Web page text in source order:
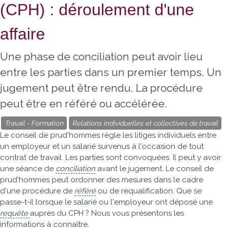
(CPH) : déroulement d'une
affaire
Une phase de conciliation peut avoir lieu
entre les parties dans un premier temps. Un
jugement peut être rendu. La procédure
peut être en référé ou accélérée.
Travail - Formation Relations individuelles et collectives de travail
Le conseil de prud'hommes règle les litiges individuels entre
un employeur et un salarié survenus à l'occasion de tout
contrat de travail. Les parties sont convoquées. Il peut y avoir
une séance de conciliation avant le jugement. Le conseil de
prud'hommes peut ordonner des mesures dans le cadre
d'une procédure de référéou de requalification. Que se
passe-t-il lorsque le salarié ou l'employeur ont déposé une
requête auprès du CPH ? Nous vous présentons les
informations à connaître.